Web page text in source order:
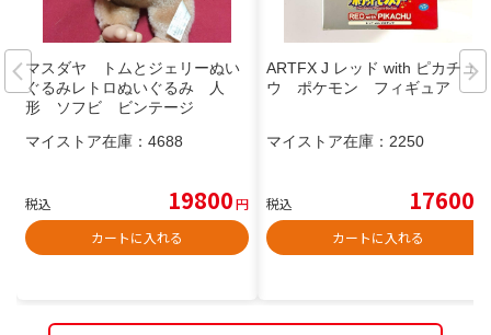
マスダヤ トムとジェリーぬい
ぐるみレトロぬいぐるみ 人
形 ソフビ ビンテージ
マイストア在庫： 4688
税込 19800円
カートに入れる
ARTFX J レッド with ピカチュ
ウ ポケモン フィギュア
マイストア在庫： 2250
税込 17600
カートに入れる